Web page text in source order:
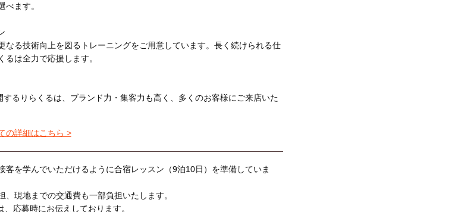
べます。
なる技術向上を図るトレーニングをご用意しています。長く続けられる仕
は全力で応援します。
るりらくるは、ブランド力・集客力も高く、多くのお客様にご来店いた
の詳細はこちら >
客を学んでいただけるように合宿レッスン（9泊10日）を準備していま
、現地までの交通費も一部負担いたします。
応募時にお伝えしております。